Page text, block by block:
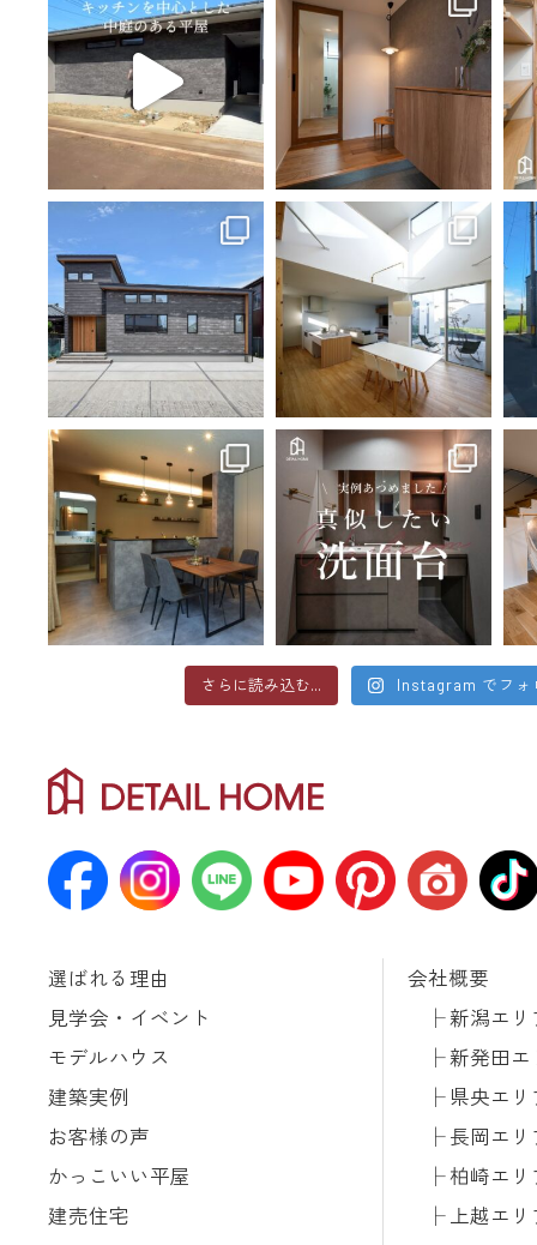
さらに読み込む... Instagram でフォ
選ばれる理由
見学会・イベント
モデルハウス
建築実例
お客様の声
かっこいい平屋
建売住宅
会社概要
新潟エリ
新発田エ
県央エリ
長岡エリ
柏崎エリ
上越エリ